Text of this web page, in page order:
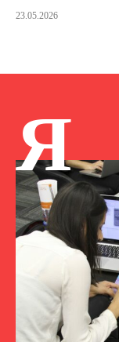
23.05.2026
Я